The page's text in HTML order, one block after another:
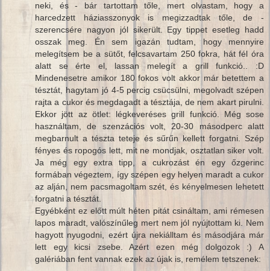
neki, és - bár tartottam tőle, mert olvastam, hogy a
harcedzett háziasszonyok is megizzadtak tőle, de -
szerencsére nagyon jól sikerült. Egy tippet esetleg hadd
osszak meg. Én sem igazán tudtam, hogy mennyire
melegítsem be a sütőt, felcsavartam 250 fokra, hát fél óra
alatt se érte el, lassan melegít a grill funkció.. :D
Mindenesetre amikor 180 fokos volt akkor már betettem a
tésztát, hagytam jó 4-5 percig csücsülni, megolvadt szépen
rajta a cukor és megdagadt a tésztája, de nem akart pirulni.
Ekkor jött az ötlet: légkeveréses grill funkció. Még sose
használtam, de szenzációs volt, 20-30 másodperc alatt
megbarnult a tészta teteje és sűrűn kellett forgatni. Szép
fényes és ropogós lett, mit ne mondjak, osztatlan siker volt.
Ja még egy extra tipp, a cukrozást én egy őzgerinc
formában végeztem, így szépen egy helyen maradt a cukor
az alján, nem pacsmagoltam szét, és kényelmesen lehetett
forgatni a tésztát.
Egyébként ez előtt múlt héten pitát csináltam, ami rémesen
lapos maradt, valószínűleg mert nem jól nyújtottam ki. Nem
hagyott nyugodni, ezért újra nekiálltam és másodjára már
lett egy kicsi zsebe. Azért ezen még dolgozok :) A
galériában fent vannak ezek az újak is, remélem tetszenek: